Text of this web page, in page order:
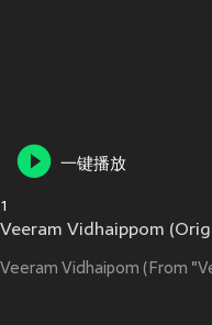
一键播放
1
Veeram Vidhaippom
Veeram Vidhaipom (From